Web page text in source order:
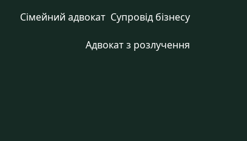
Сімейний адвокат Cупровід бізнесу
Адвокат з розлучення